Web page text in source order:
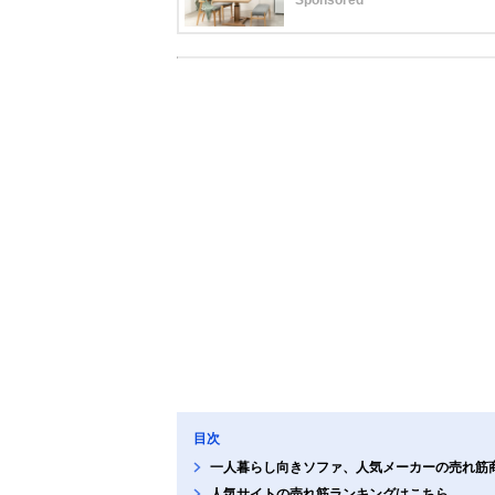
目次
一人暮らし向きソファ、人気メーカーの売れ筋